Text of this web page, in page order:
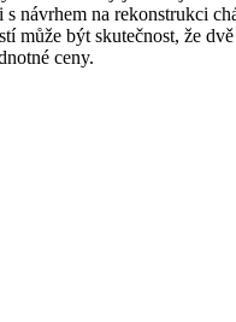
návrhem na rekonstrukci
může být skutečnost, že
ceny.